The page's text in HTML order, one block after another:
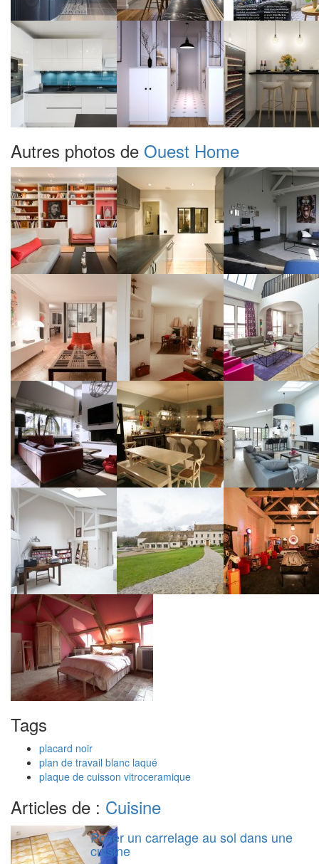
Autres photos de Ouest Home
Tags
placard noir
plan de travail blanc laqué
plaque de cuisson vitroceramique
Articles de : Cuisine
Poser un carrelage au sol dans une
cuisine